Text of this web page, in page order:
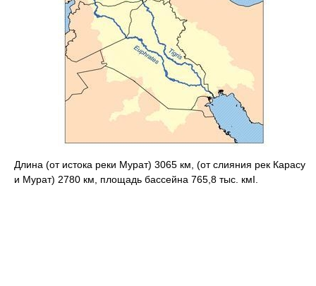
Длина (от истока реки Мурат) 3065 км, (от слияния рек Карасу
и Мурат) 2780 км, площадь бассейна 765,8 тыс. кмІ.